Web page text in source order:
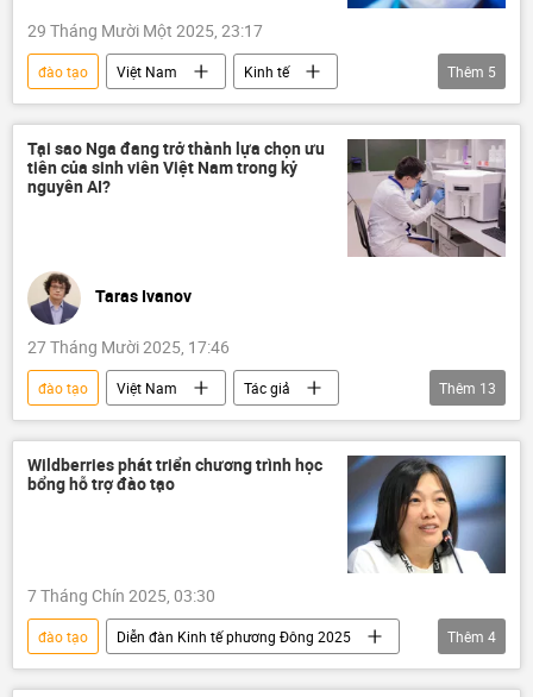
29 Tháng Mười Một 2025, 23:17
đào tạo Việt Nam
Kinh tế
doanh nghiệp
chip điện tử
giáo dục
công nghệ công việc
Thêm 5
Tại sao Nga đang trở thành lựa chọn ưu
tiên của sinh viên Việt Nam trong kỷ
nguyên AI?
Taras Ivanov
27 Tháng Mười 2025, 17:46
đào tạo Việt Nam
Tác giả
Quan điểm-Ý kiến
giáo dục
Khoa học
Khoa học và công nghệ
Bộ Giáo dục và Đào Tạo
AI
đại học
Nga
Thêm 13
Wildberries phát triển chương trình học
bổng hỗ trợ đào tạo
7 Tháng Chín 2025, 03:30
đào tạo
Diễn đàn Kinh tế phương Đông 2025
Kinh tế
Thế giới
Nga
Thêm 4